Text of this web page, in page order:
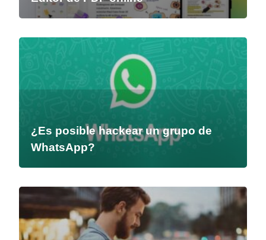
¿Es posible hackear un grupo de
WhatsApp?